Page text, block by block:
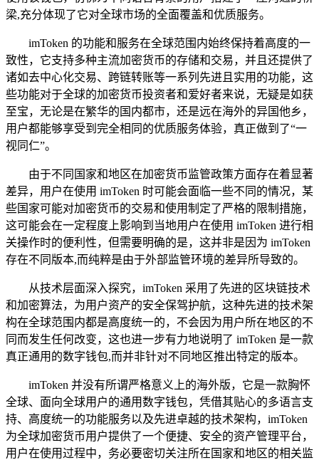
梁,充分体现了它对全球市场的全面覆盖和优质服务。
imToken 的功能和服务在全球范围内始终保持着高度的一
致性，它支持多种主流加密货币的存储和交易，并且还提供了
诸如去中心化交易、跨链转账等一系列先进且实用的功能，这
些功能对于全球的加密货币投资者和爱好者来说，无疑是如获
至宝，无论是在繁华的国内都市，还是远在海外的异国他乡，
用户都能够享受到完全相同的优质服务体验，真正做到了“一
视同仁”。
由于不同国家和地区在加密货币监管政策方面存在着显著
差异，用户在使用 imToken 时可能会面临一些不同的情况，某
些国家可能对加密货币的交易和使用制定了严格的限制措施，
这可能会在一定程度上影响到当地用户在使用 imToken 进行相
关操作时的便利性，但需要明确的是，这并非是因为 imToken
存在不同版本,而纯粹是由于外部监管环境的差异所导致的。
从技术层面深入探究，imToken 采用了先进的区块链技术
和加密算法，为用户资产的安全保驾护航，这种先进的技术架
构在全球范围内都是高度统一的，不会因为用户所在地区的不
同而发生任何改变，这也进一步有力地说明了 imToken 是一款
真正通用的数字钱包,而并非针对不同地区推出特定的版本。
imToken 并没有所谓严格意义上的海外版，它是一款胸怀
全球、面向全球用户的通用数字钱包，凭借其贴心的多语言支
持、高度统一的功能服务以及先进卓越的技术架构，imToken
为全球加密货币用户提供了一个便捷、安全的资产管理平台，
用户在使用过程中，务必要密切关注所在国家和地区的相关监